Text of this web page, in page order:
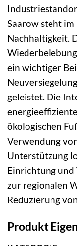
Saarow steht
Nachhaltigkeit.
ein wichtiger
geleistet. Die
ökologischen
Verwendung
Unterstützung
Einrichtung und
zur regionalen
Reduzierung
Produkt